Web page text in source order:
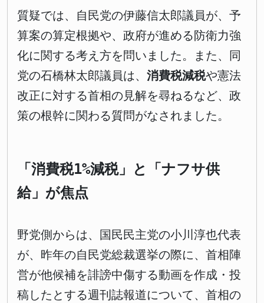
質疑では、自民党の伊藤信太郎議員が、予
算案の算定根拠や、政府が進める防衛力強
化に関する考え方を問いました。また、同
党の石橋林太郎議員は、 消費税減税や憲法
改正に対する首相の見解を尋ねるなど、政
策の根幹に関わる質問がなされました。
「消費税1%減税」と「ナフサ供
給」が焦点
野党側からは、国民民主党の小川淳也代表
が、昨年の自民党総裁選挙の際に、首相陣
営が他候補を誹謗中傷する動画を作成・投
稿したとする週刊誌報道について、首相の